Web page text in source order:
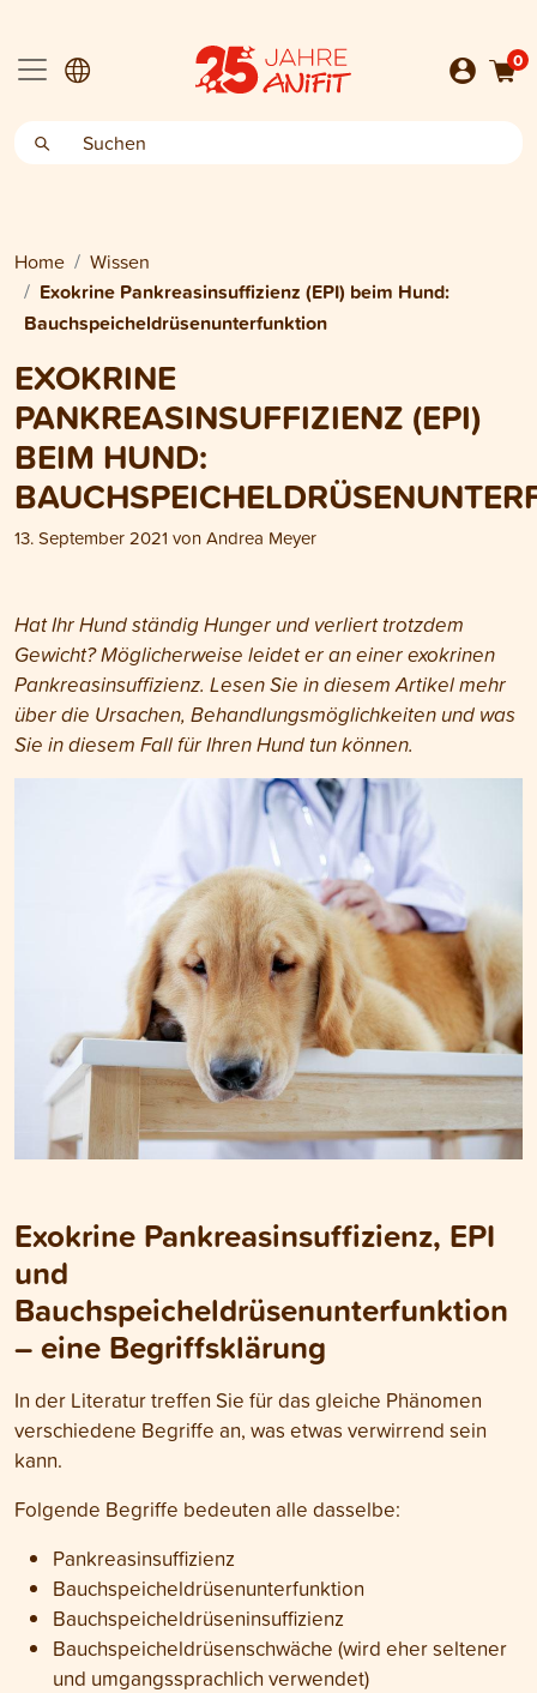
0
Home Wissen
Exokrine Pankreasinsuffizienz (EPI) beim Hund:
Bauchspeicheldrüsenunterfunktion
EXOKRINE
PANKREASINSUFFIZIENZ (EPI)
BEIM HUND:
13. September 2021 vonAndrea Meyer
Hat Ihr Hund ständig Hunger und verliert trotzdem
Gewicht? Möglicherweise leidet er an einer exokrinen
Pankreasinsuffizienz. Lesen Sie in diesem Artikel mehr
über die Ursachen, Behandlungsmöglichkeiten und was
Sie in diesem Fall für Ihren Hund tun können.
Exokrine Pankreasinsuffizienz, EPI
und
Bauchspeicheldrüsenunterfunktion
– eine Begriffsklärung
In der Literatur treffen Sie für das gleiche Phänomen
verschiedene Begriffe an, was etwas verwirrend sein
kann.
Folgende Begriffe bedeuten alle dasselbe:
Pankreasinsuffizienz
Bauchspeicheldrüsenunterfunktion
Bauchspeicheldrüseninsuffizienz
Bauchspeicheldrüsenschwäche (wird eher seltener
und umgangssprachlich verwendet)